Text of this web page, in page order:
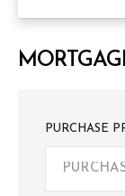
PURCHASE